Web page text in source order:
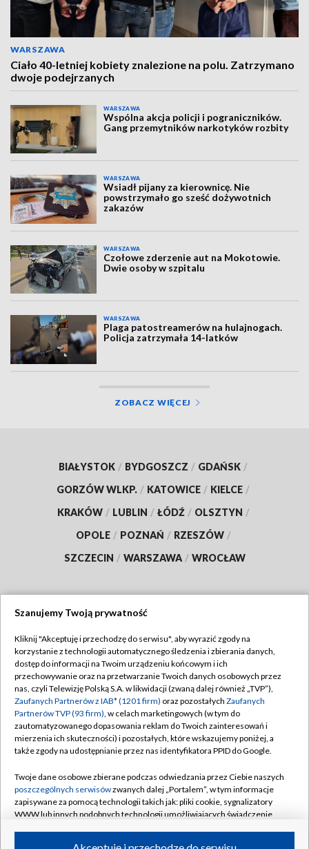
WARSZAWA
Ciało 40-letniej kobiety znalezione na polu. Zatrzymano
dwoje podejrzanych
WARSZAWA
Wspólna akcja policji i pograniczników.
Gang przemytników narkotyków rozbity
WARSZAWA
Wsiadł pijany za kierownicę. Nie
powstrzymało go sześć dożywotnich
zakazów
WARSZAWA
Czołowe zderzenie aut na Mokotowie.
Dwie osoby w szpitalu
WARSZAWA
Plaga patostreamerów na hulajnogach.
Policja zatrzymała 14-latków
ZOBACZ WIĘCEJ
BIAŁYSTOK / BYDGOSZCZ / GDAŃSK /
GORZÓW WLKP. / KATOWICE / KIELCE /
KRAKÓW / LUBLIN / ŁÓDŹ / OLSZTYN /
OPOLE / POZNAŃ / RZESZÓW /
SZCZECIN / WARSZAWA / WROCŁAW
TVP
Abonament TVP
Emisja w TVP
Centrum informacji TVP
Naziemna Telewizja Cyfrowa
Rada Programowa
System NOS
Informacje o nadawcy
Regulamin TVP
Polityka prywatności
Moje zgody
Pomoc
Kontakt
Kanały
Szanujemy Twoją prywatność
Kliknij "Akceptuję i przechodzę do serwisu", aby wyrazić zgody na
korzystanie z technologii automatycznego śledzenia i zbierania danych,
dostęp do informacji na Twoim urządzeniu końcowym i ich
przechowywanie oraz na przetwarzanie Twoich danych osobowych przez
nas, czyli Telewizję Polską S.A. w likwidacji (zwaną dalej również „TVP”),
Zaufanych Partnerów z IAB* (1201 firm) oraz pozostałych Zaufanych
Partnerów TVP (93 firm), w celach marketingowych (w tym do
zautomatyzowanego dopasowania reklam do Twoich zainteresowań i
mierzenia ich skuteczności) i pozostałych, które wskazujemy poniżej, a
także zgody na udostępnianie przez nas identyfikatora PPID do Google.
Twoje dane osobowe zbierane podczas odwiedzania przez Ciebie naszych
poszczególnych serwisówzwanych dalej „Portalem”, w tym informacje
zapisywane za pomocą technologii takich jak: pliki cookie, sygnalizatory
WWW lub innych podobnych technologii umożliwiających świadczenie